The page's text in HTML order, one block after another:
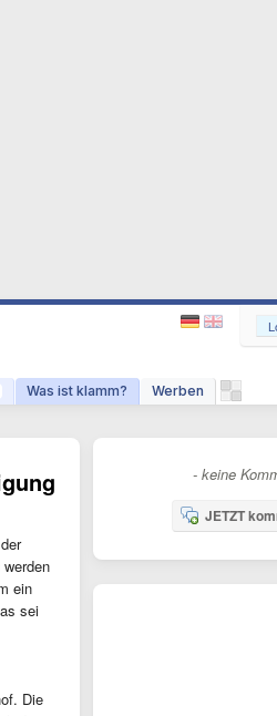
Was ist klamm? Werben
ein
sei
Die
- keine
JETZT